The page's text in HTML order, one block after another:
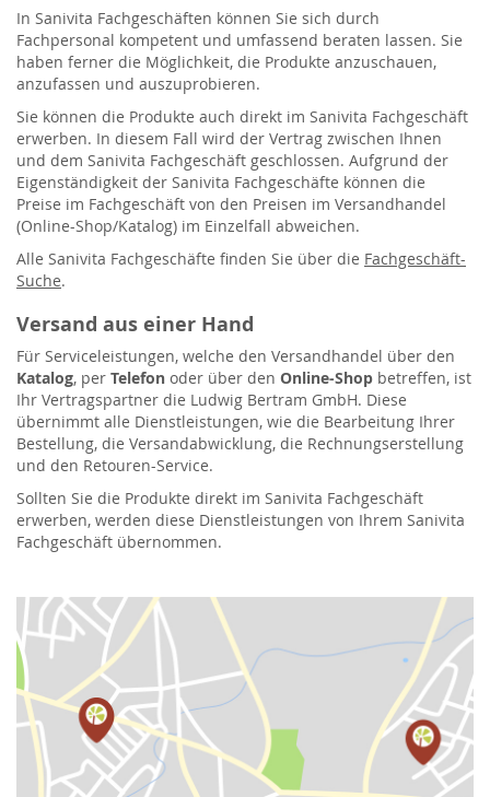
In Sanivita Fachgeschäften können Sie sich durch
Fachpersonal kompetent und umfassend beraten lassen. Sie
haben ferner die Möglichkeit, die Produkte anzuschauen,
anzufassen und auszuprobieren.
Sie können die Produkte auch direkt im Sanivita Fachgeschäft
erwerben. In diesem Fall wird der Vertrag zwischen Ihnen
und dem Sanivita Fachgeschäft geschlossen. Aufgrund der
Eigenständigkeit der Sanivita Fachgeschäfte können die
Preise im Fachgeschäft von den Preisen im Versandhandel
(Online-Shop/Katalog) im Einzelfall abweichen.
Alle Sanivita Fachgeschäfte finden Sie über die Fachgeschäft-
Suche.
Versand aus einer Hand
Für Serviceleistungen, welche den Versandhandel über den
Katalog, per Telefon oder über den Online-Shop betreffen, ist
Ihr Vertragspartner die Ludwig Bertram GmbH. Diese
übernimmt alle Dienstleistungen, wie die Bearbeitung Ihrer
Bestellung, die Versandabwicklung, die Rechnungserstellung
und den Retouren-Service.
Sollten Sie die Produkte direkt im Sanivita Fachgeschäft
erwerben, werden diese Dienstleistungen von Ihrem Sanivita
Fachgeschäft übernommen.